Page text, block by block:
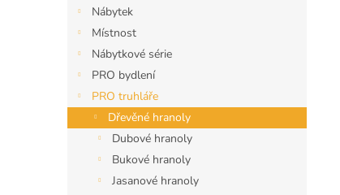
Nábytek
Místnost
Nábytkové série
PRO bydlení
PRO truhláře
Dřevěné hranoly
Dubové hranoly
Bukové hranoly
Jasanové hranoly